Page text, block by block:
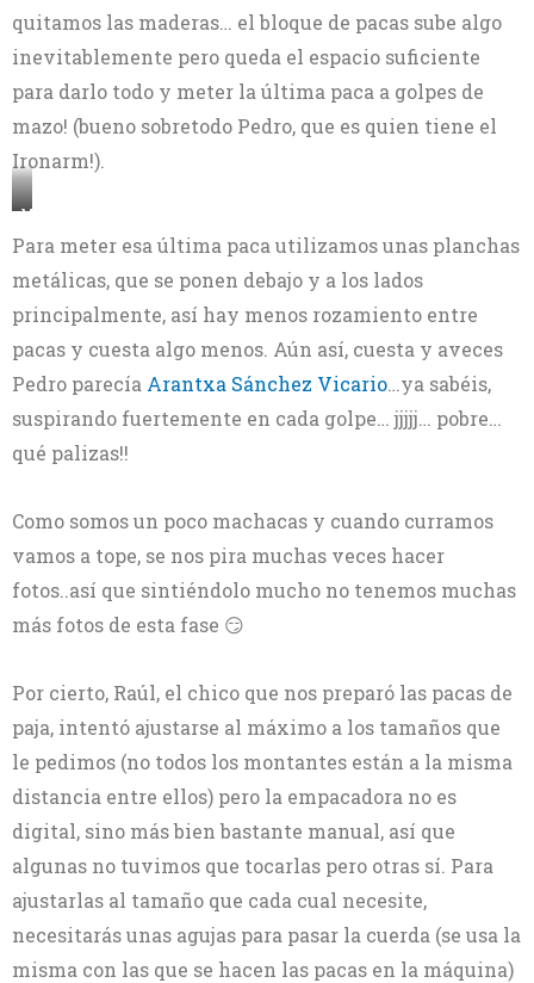
quitamos las maderas… el bloque de pacas sube algo
inevitablemente pero queda el espacio suficiente
para darlo todo y meter la última paca a golpes de
mazo! (bueno sobretodo Pedro, que es quien tiene el
Ironarm!).
Metiendo
la
paca
a
Para meter esa última paca utilizamos unas planchas
metálicas, que se ponen debajo y a los lados
principalmente, así hay menos rozamiento entre
pacas y cuesta algo menos. Aún así, cuesta y aveces
Pedro parecía Arantxa Sánchez Vicario…ya sabéis,
suspirando fuertemente en cada golpe… jjjjj… pobre…
qué palizas!!
Como somos un poco machacas y cuando curramos
vamos a tope, se nos pira muchas veces hacer
fotos..así que sintiéndolo mucho no tenemos muchas
más fotos de esta fase 😏
Por cierto, Raúl, el chico que nos preparó las pacas de
paja, intentó ajustarse al máximo a los tamaños que
le pedimos (no todos los montantes están a la misma
distancia entre ellos) pero la empacadora no es
digital, sino más bien bastante manual, así que
algunas no tuvimos que tocarlas pero otras sí. Para
ajustarlas al tamaño que cada cual necesite,
necesitarás unas agujas para pasar la cuerda (se usa la
misma con las que se hacen las pacas en la máquina)